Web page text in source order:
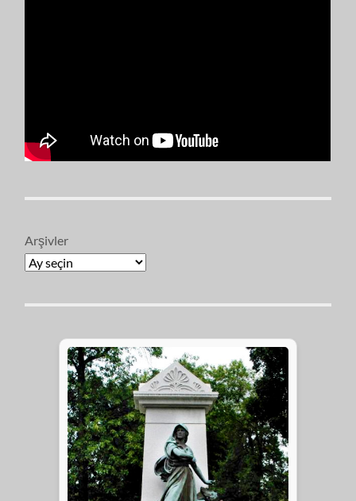
Arşivler